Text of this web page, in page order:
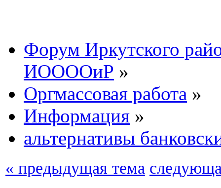
Форум Иркутского
ИООООиР »
Оргмассовая работа »
Информация »
альтернативы
« предыдущая тема